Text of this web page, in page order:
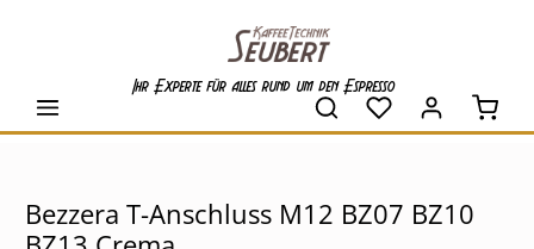
Ihr Experte für alles rund um den Espresso
Bezzera T-Anschluss M12 BZ07 BZ10